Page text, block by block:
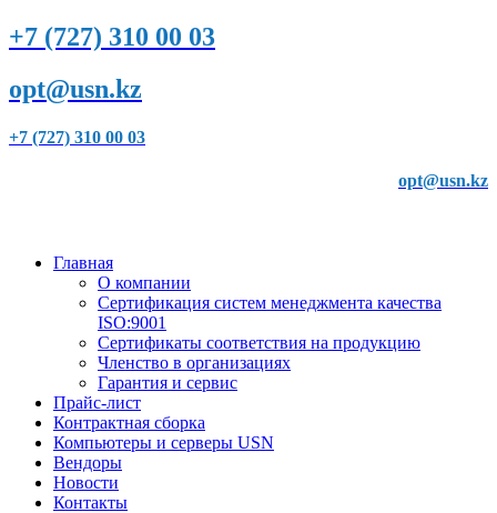
+7 (727) 310 00 03
opt@usn.kz
+7 (727) 310 00 03
opt@usn.kz
Главная
О компании
Сертификация систем менеджмента качества
ISO:9001
Сертификаты соответствия на продукцию
Членство в организациях
Гарантия и сервис
Прайс-лист
Контрактная сборка
Компьютеры и серверы USN
Вендоры
Новости
Контакты